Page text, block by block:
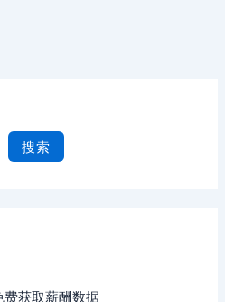
搜索
费获取薪酬数据